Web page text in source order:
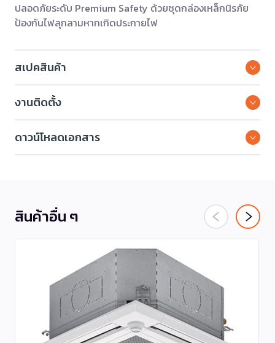
ปลอดภัยระดับ Premium Safety ด้วยชุดกล่องเหล็กนิรภัย
ป้องกันไฟลุกลามหากเกิดประกายไฟ
สเปคสินค้า
งานติดตั้ง
ดาวน์โหลดเอกสาร
สินค้าอื่น ๆ